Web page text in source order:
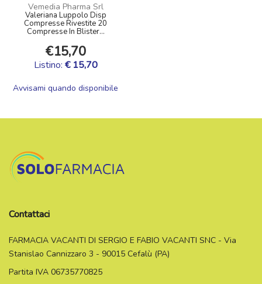
Vemedia Pharma Srl
Valeriana Luppolo Disp
Compresse Rivestite 20
Compresse In Blister...
€15,70
Listino: € 15,70
Avvisami quando disponibile
Contattaci
FARMACIA VACANTI DI SERGIO E FABIO VACANTI SNC - Via
Stanislao Cannizzaro 3 - 90015 Cefalù (PA)
Partita IVA 06735770825